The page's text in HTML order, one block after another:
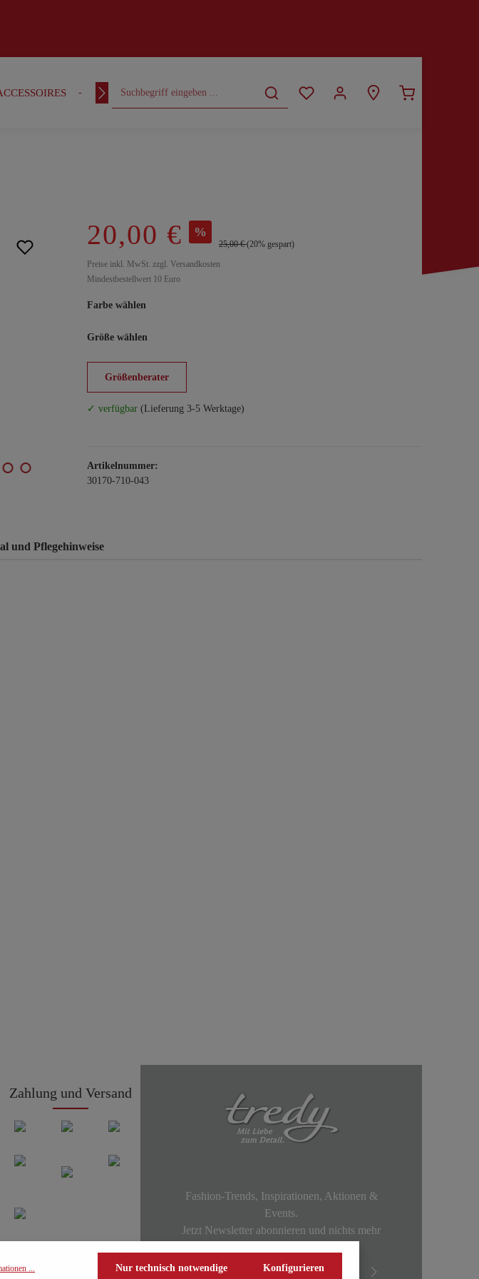
OUTFITS CURVY
20,00 € %
25,00 €(20% gespart)
Preise inkl. MwSt. zzgl. Versandkosten
Mindestbestellwert 10 Euro
Farbe wählen
Größe wählen
Größenberater
✓ verfügbar (Lieferung 3-5 Werktage)
Artikelnummer:
30170-710-043
und Pflegehinweise
Zahlung und Versand
Fashion-Trends, Inspirationen, Aktionen &
Events.
Jetzt Newsletter abonnieren und nichts mehr
... Nur technisch notwendige Konfigurieren